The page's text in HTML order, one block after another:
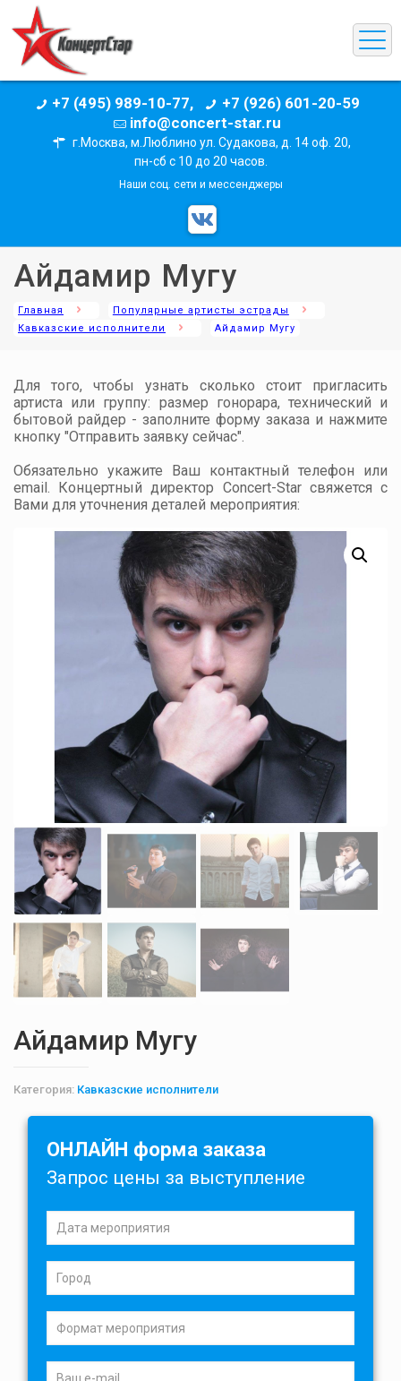
+7 (495) 989-10-77,
+7 (926) 601-20-59
info@concert-star.ru
г.Москва, м.Люблино ул. Судакова, д. 14 оф. 20,
пн-сб с 10 до 20 часов.
Наши соц. сети и мессенджеры
Айдамир Мугу
Главная
Популярные артисты эстрады
Кавказские исполнители
Айдамир Мугу
Для того, чтобы узнать сколько стоит пригласить
артиста или группу: размер гонорара, технический и
бытовой райдер - заполните форму заказа и нажмите
кнопку "Отправить заявку сейчас".
Обязательно укажите Ваш контактный телефон или
email. Концертный директор Concert-Star свяжется с
Вами для уточнения деталей мероприятия:
Айдамир Мугу
Категория: Кавказские исполнители
ОНЛАЙН форма заказа
Запрос цены за выступление